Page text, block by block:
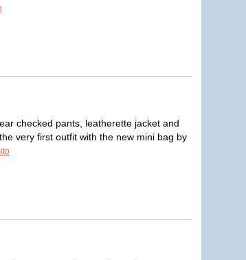
checked pants, leatherette jacket and
very first outfit with the new mini bag by